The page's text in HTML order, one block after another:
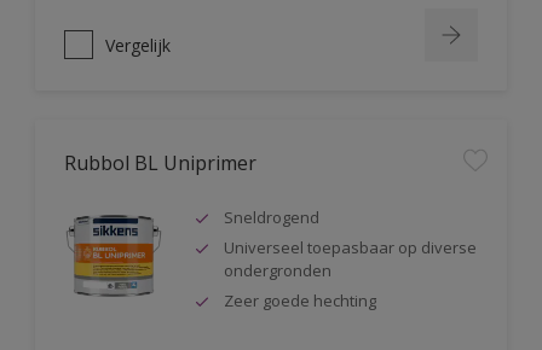
Vergelijk
Rubbol BL Uniprimer
Sneldrogend
Universeel toepasbaar op diverse
ondergronden
Zeer goede hechting